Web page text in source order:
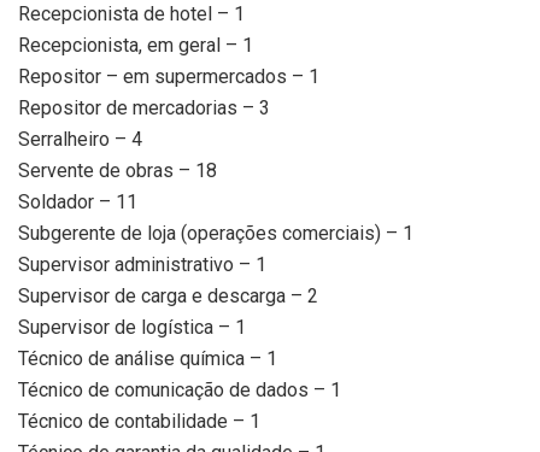
Recepcionista de hotel – 1
Recepcionista, em geral – 1
Repositor – em supermercados – 1
Repositor de mercadorias – 3
Serralheiro – 4
Servente de obras – 18
Soldador – 11
Subgerente de loja (operações comerciais) – 1
Supervisor administrativo – 1
Supervisor de carga e descarga – 2
Supervisor de logística – 1
Técnico de análise química – 1
Técnico de comunicação de dados – 1
Técnico de contabilidade – 1